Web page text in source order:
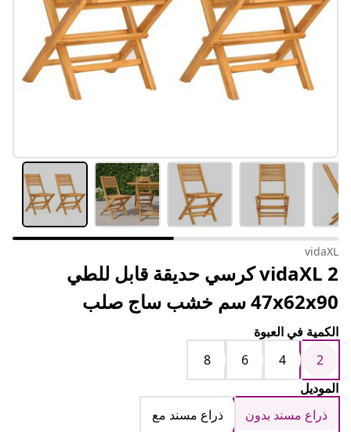
vidaXL
vidaXL 2 كرسي حديقة قابل للطي
47x62x90 سم خشب ساج صلب
الكمية في العبوة
2
4
6
8
الموديل
ذراع مسند بدون
ذراع مسند مع